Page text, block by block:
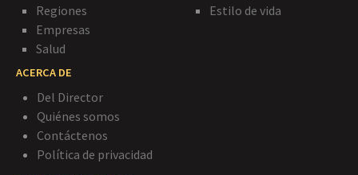
Regiones
Empresas
Salud
Estilo de vida
ACERCA DE
Del Director
Quiénes somos
Contáctenos
Política de privacidad